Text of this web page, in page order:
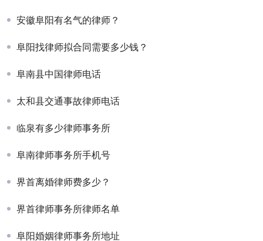
安徽阜阳有名气的律师？
阜阳找律师拟合同需要多少钱？
阜南县中国律师电话
太和县交通事故律师电话
临泉有多少律师事务所
阜南律师事务所手机号
界首离婚律师费多少？
界首律师事务所律师名单
阜阳婚姻律师事务所地址